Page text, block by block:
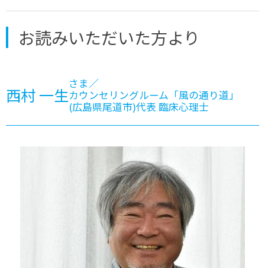
お読みいただいた方より
西村 一生
さま／
カウンセリングルーム「風の通り道」
(広島県尾道市)代表 臨床心理士